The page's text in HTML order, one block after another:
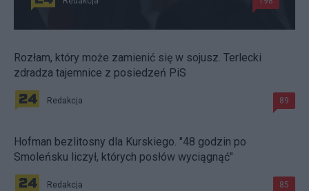
Rozłam, który może zamienić się w sojusz. Terlecki
zdradza tajemnice z posiedzeń PiS
Redakcja 89
Hofman bezlitosny dla Kurskiego. "48 godzin po
Smoleńsku liczył, których posłów wyciągnąć"
Redakcja 85